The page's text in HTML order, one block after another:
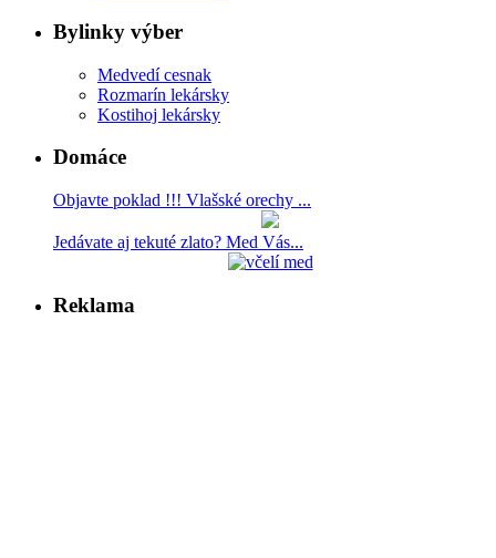
Bylinky výber
Medvedí cesnak
Rozmarín lekársky
Kostihoj lekársky
Domáce
Objavte poklad !!! Vlašské orechy ...
Jedávate aj tekuté zlato? Med Vás...
Reklama